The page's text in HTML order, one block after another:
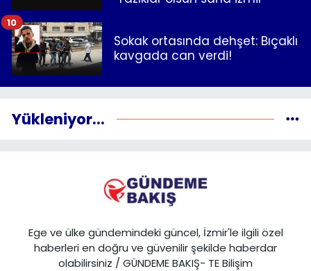
Sokak ortasında dehşet: Bıçaklı
kavgada can verdi!
10
Yükleniyor...
Ege ve ülke gündemindeki güncel, İzmir'le ilgili özel
haberleri en doğru ve güvenilir şekilde haberdar
olabilirsiniz / GÜNDEME BAKIŞ- TE Bilişim